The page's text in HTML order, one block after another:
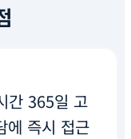
간 365일 고
에 즉시 접근